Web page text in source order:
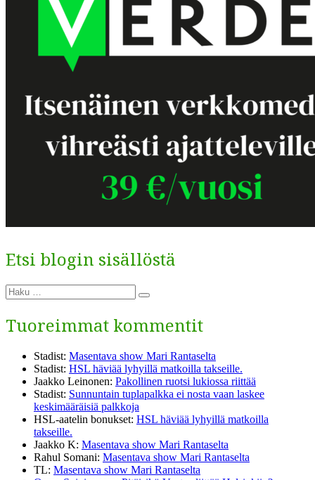
Etsi blogin sisällöstä
Etsi:
Haku
Tuoreimmat kommentit
Stadist: Masentava show Mari Rantaselta
Stadist: HSL häviää lyhyillä matkoilla takseille.
Jaakko Leinonen: Pakollinen ruotsi lukiossa riittää
Stadist: Sunnuntain tuplapalkka ei nosta vaan laskee
keskimääräisiä palkkoja
HSL-aatelin bonukset: HSL häviää lyhyillä matkoilla
takseille.
Jaakko K: Masentava show Mari Rantaselta
Rahul Somani: Masentava show Mari Rantaselta
TL: Masentava show Mari Rantaselta